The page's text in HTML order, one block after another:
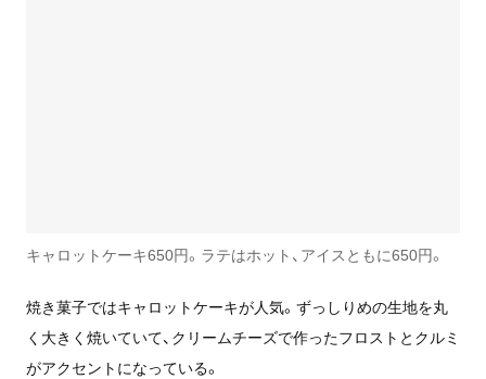
キャロットケーキ650円。ラテはホット、アイスともに650円。
焼き菓子ではキャロットケーキが人気。ずっしりめの生地を丸
く大きく焼いていて、クリームチーズで作ったフロストとクルミ
がアクセントになっている。